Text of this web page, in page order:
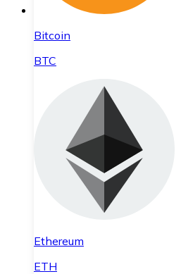
Bitcoin
BTC
Ethereum
ETH